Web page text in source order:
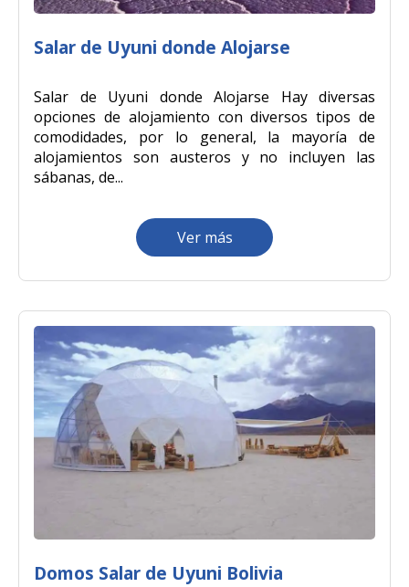
Salar de Uyuni donde Alojarse
Salar de Uyuni donde Alojarse Hay diversas
opciones de alojamiento con diversos tipos de
comodidades, por lo general, la mayoría de
alojamientos son austeros y no incluyen las
sábanas, de...
Ver más
Domos Salar de Uyuni Bolivia